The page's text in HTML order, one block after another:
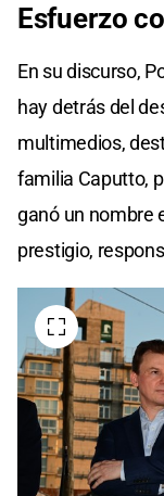
Esfuerzo
En su discurso,
hay detrás del
multimedios,
familia Caputto,
ganó un nombre
prestigio,